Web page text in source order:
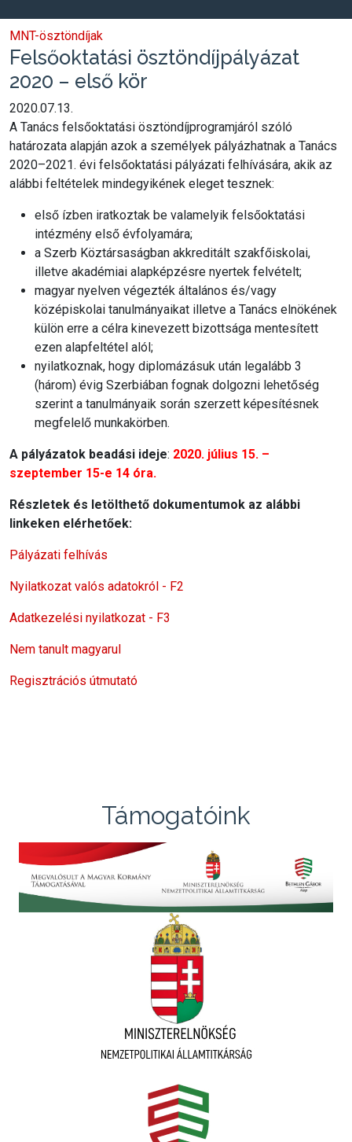
MNT-ösztöndíjak
Felsőoktatási ösztöndíjpályázat
2020 – első kör
2020.07.13.
A Tanács felsőoktatási ösztöndíjprogramjáról szóló
határozata alapján azok a személyek pályázhatnak a Tanács
2020–2021. évi felsőoktatási pályázati felhívására, akik az
alábbi feltételek mindegyikének eleget tesznek:
első ízben iratkoztak be valamelyik felsőoktatási
intézmény első évfolyamára;
a Szerb Köztársaságban akkreditált szakfőiskolai,
illetve akadémiai alapképzésre nyertek felvételt;
magyar nyelven végezték általános és/vagy
középiskolai tanulmányaikat illetve a Tanács elnökének
külön erre a célra kinevezett bizottsága mentesített
ezen alapfeltétel alól;
nyilatkoznak, hogy diplomázásuk után legalább 3
(három) évig Szerbiában fognak dolgozni lehetőség
szerint a tanulmányaik során szerzett képesítésnek
megfelelő munkakörben.
A pályázatok beadási ideje: 2020. július 15. –
szeptember 15-e 14 óra.
Részletek és letölthető dokumentumok az alábbi
linkeken elérhetőek:
Pályázati felhívás
Nyilatkozat valós adatokról - F2
Adatkezelési nyilatkozat - F3
Nem tanult magyarul
Regisztrációs útmutató
Támogatóink